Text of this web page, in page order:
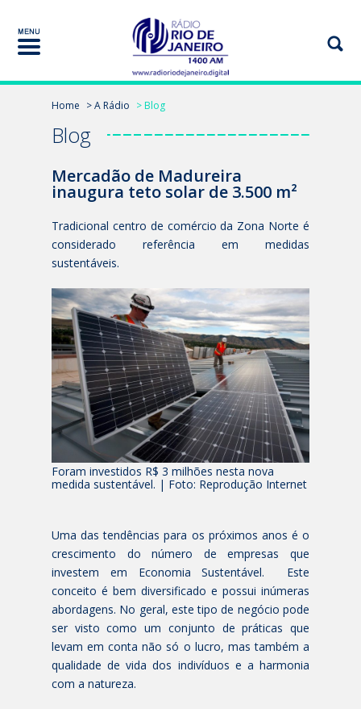
Home > A Rádio > Blog
Blog
Mercadão de Madureira
inaugura teto solar de 3.500 m²
Tradicional centro de comércio da Zona Norte é
considerado referência em medidas
sustentáveis.
Foram investidos R$ 3 milhões nesta nova
medida sustentável. | Foto: Reprodução Internet
Uma das tendências para os próximos anos é o
crescimento do número de empresas que
investem em Economia Sustentável. Este
conceito é bem diversificado e possui inúmeras
abordagens. No geral, este tipo de negócio pode
ser visto como um conjunto de práticas que
levam em conta não só o lucro, mas também a
qualidade de vida dos indivíduos e a harmonia
com a natureza.